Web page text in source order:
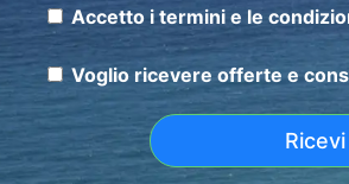
Accetto i termini e le
Voglio ricevere offerte e